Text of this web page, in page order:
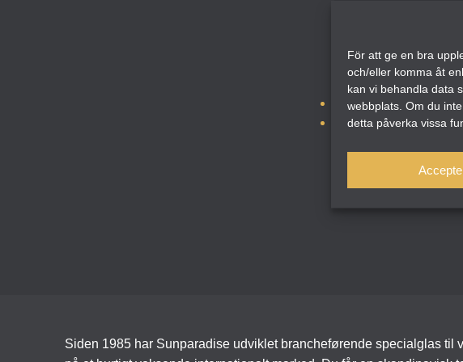
För att ge en bra
och/eller komma åt
kan vi behandla data
webbplats. Om du
detta påverka vissa
TILMELD
MISTET
Siden 1985 har Sunparadise udviklet brancheførende specialglas til